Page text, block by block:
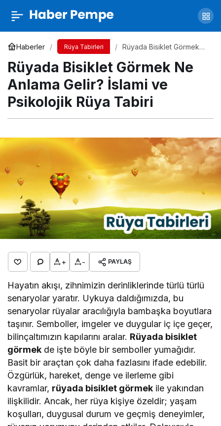
Haberler Rüya Tabirleri
Rüyada Bisiklet Görmek
Psikolojik Rüya Tabiri
Rüyada Bisiklet Görmek Ne
Anlama Gelir? İslami ve
Psikolojik Rüya Tabiri
+ - PAYLAŞ
Hayatın akışı, zihnimizin derinliklerinde türlü türlü
senaryolar yaratır. Uykuya daldığımızda, bu
senaryolar rüyalar aracılığıyla bambaşka boyutlara
taşınır. Semboller, imgeler ve duygular iç içe geçer,
bilinçaltımızın kapılarını aralar. Rüyada bisiklet
görmek de işte böyle bir semboller yumağıdır.
Basit bir araçtan çok daha fazlasını ifade edebilir.
Özgürlük, hareket, denge ve ilerleme gibi
kavramlar, rüyada bisiklet görmek ile yakından
ilişkilidir. Ancak, her rüya kişiye özeldir; yaşam
koşulları, duygusal durum ve geçmiş deneyimler,
Rüyada Sevgiliyi Aldatmak Ne Anlama Gelir?
İslami ve Psikolojik Rüya Tabiri
Paylaş